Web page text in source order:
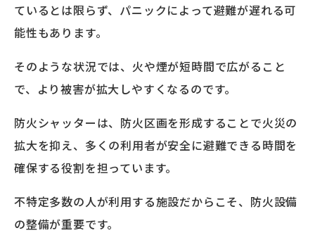
ているとは限らず、パニックによって避難が遅れる可
能性もあります。
そのような状況では、火や煙が短時間で広がること
で、より被害が拡大しやすくなるのです。
防火シャッターは、防火区画を形成することで火災の
拡大を抑え、多くの利用者が安全に避難できる時間を
確保する役割を担っています。
不特定多数の人が利用する施設だからこそ、防火設備
の整備が重要です。